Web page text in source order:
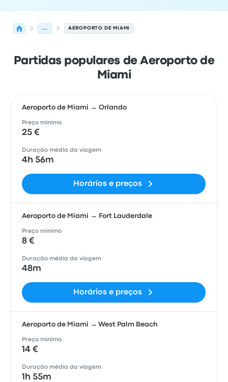
... AEROPORTO DE MIAMI
Partidas populares de Aeroporto de
Miami
Aeroporto de Miami → Orlando
Preço mínimo
25 €
Duração média da viagem
4h 56m
Horários e preços
Aeroporto de Miami → Fort Lauderdale
Preço mínimo
8 €
Duração média da viagem
48m
Horários e preços
Aeroporto de Miami → West Palm Beach
Preço mínimo
14 €
Duração média da viagem
1h 55m